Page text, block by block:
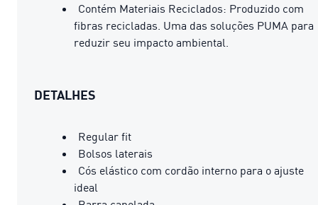
Contém Materiais Reciclados: Produzido com
fibras recicladas. Uma das soluções PUMA para
reduzir seu impacto ambiental.
DETALHES
Regular fit
Bolsos laterais
Cós elástico com cordão interno para o ajuste
ideal